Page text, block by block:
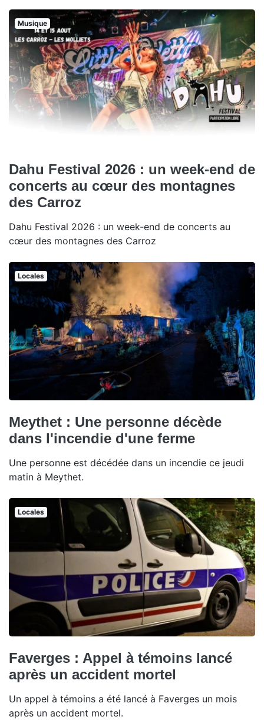
Musique
Dahu Festival 2026 : un week-end de
concerts au cœur des montagnes
des Carroz
Dahu Festival 2026 : un week-end de concerts au
cœur des montagnes des Carroz
Locales
Meythet : Une personne décède
dans l'incendie d'une ferme
Une personne est décédée dans un incendie ce jeudi
matin à Meythet.
Locales
Faverges : Appel à témoins lancé
après un accident mortel
Un appel à témoins a été lancé à Faverges un mois
après un accident mortel.